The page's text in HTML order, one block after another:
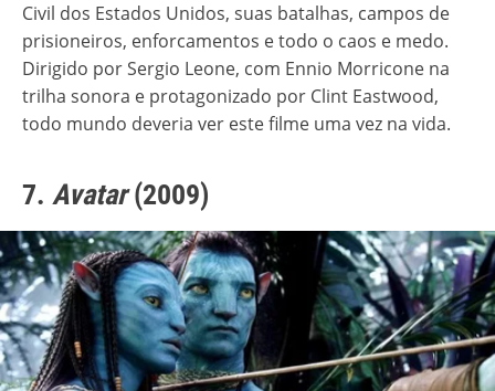
Civil dos Estados Unidos, suas batalhas, campos de
prisioneiros, enforcamentos e todo o caos e medo.
Dirigido por Sergio Leone, com Ennio Morricone na
trilha sonora e protagonizado por Clint Eastwood,
todo mundo deveria ver este filme uma vez na vida.
7. Avatar(2009)